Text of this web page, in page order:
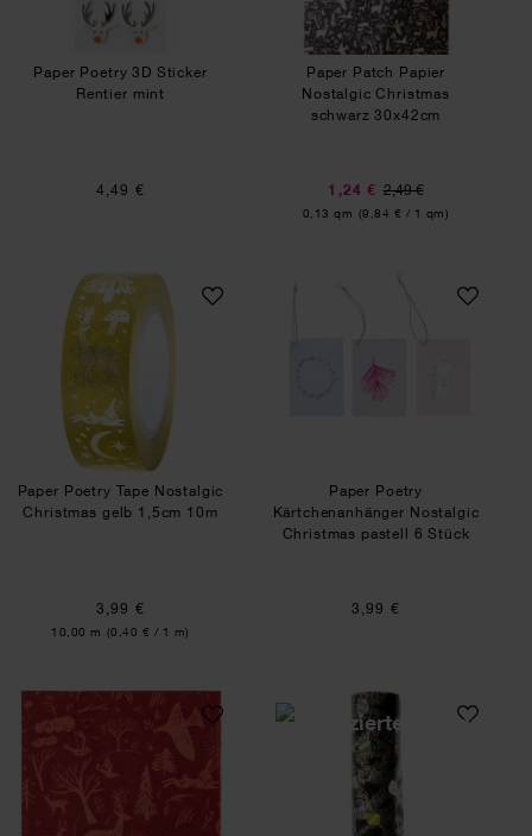
Paper Poetry 3D Sticker
Rentier mint
4,49 €
Paper Patch Papier
Nostalgic Christmas
schwarz 30x42cm
1,24 € 2,49 €
Inhalt:
0,13 qm (9,84 € / 1 qm)
Paper Poetry Tape Nostalgic Christmas gelb
Paper Poetry Tape Nostalgic
Christmas gelb 1,5cm 10m
3,99 €
Inhalt:
10,00 m (0,40 € / 1 m)
Paper Poetry
Paper Poetry
Kärtchenanhänger Nostalgic
Christmas pastell 6 Stück
3,99 €
Servietten Winterwald 33x33cm 20 Stück
Paper Poetry